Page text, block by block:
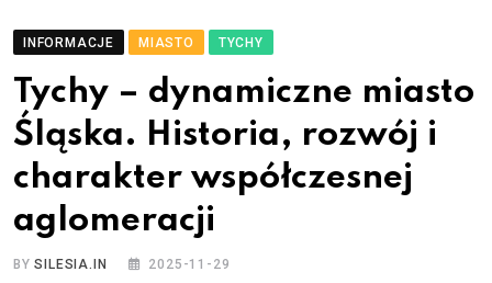
INFORMACJE MIASTO TYCHY
Tychy – dynamiczne miasto
Śląska. Historia, rozwój i
charakter współczesnej
aglomeracji
BYSILESIA.IN 2025-11-29